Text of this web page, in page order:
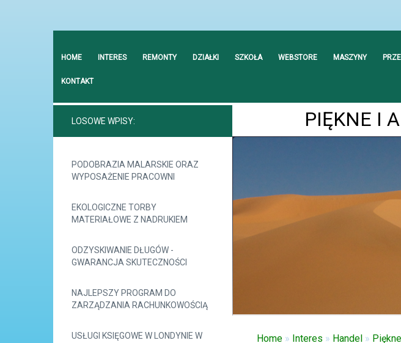
HOME INTERES REMONTY DZIAŁKI SZKOŁA WEBSTORE MASZYNY
KONTAKT
PIĘKNE I
LOSOWE WPISY:
PODOBRAZIA MALARSKIE ORAZ
WYPOSAŻENIE PRACOWNI
EKOLOGICZNE TORBY
MATERIAŁOWE Z NADRUKIEM
ODZYSKIWANIE DŁUGÓW -
GWARANCJA SKUTECZNOŚCI
NAJLEPSZY PROGRAM DO
ZARZĄDZANIA RACHUNKOWOŚCIĄ
USŁUGI KSIĘGOWE W LONDYNIE W
Home» Interes » Handel»